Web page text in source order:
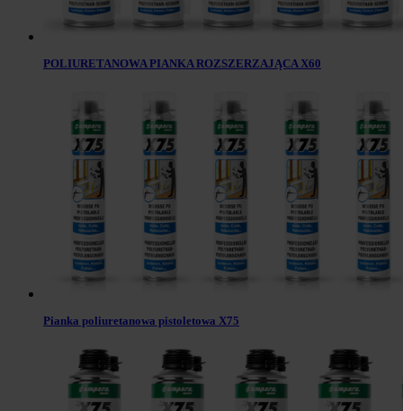
POLIURETANOWA PIANKA ROZSZERZAJĄCA X60
Pianka poliuretanowa pistoletowa X75